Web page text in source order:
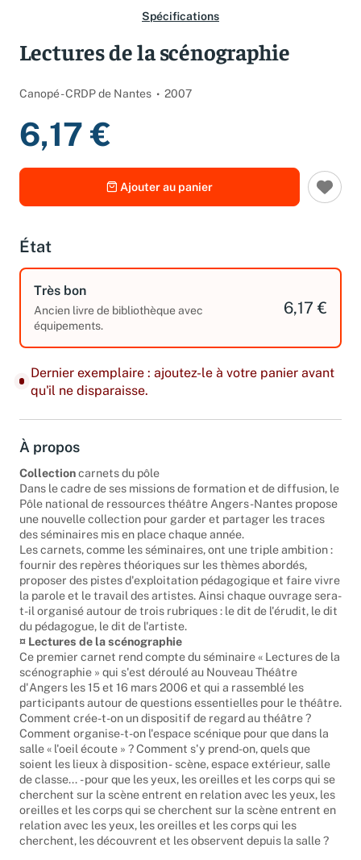
Lectures de la scénographie
6,17 €
Ajouter au panier
État
Très bon
Ancien livre de bibliothèque avec
6,17 €
Dernier exemplaire : ajoutez-le à votre panier avant
qu'il ne disparaisse.
À propos
Collectioncarnets du pôle
Dans le cadre de ses missions de formation et de diffusion, le
Pôle national de ressources théâtre Angers-Nantes propose
une nouvelle collection pour garder et partager les traces
des séminaires mis en place chaque année.
Les carnets, comme les séminaires, ont une triple ambition :
fournir des repères théoriques sur les thèmes abordés,
proposer des pistes d'exploitation pédagogique et faire vivre
la parole et le travail des artistes. Ainsi chaque ouvrage sera-
t-il organisé autour de trois rubriques : le dit de l'érudit, le dit
du pédagogue, le dit de l'artiste.
¤ Lectures de la scénographie
Ce premier carnet rend compte du séminaire « Lectures de la
scénographie » qui s'est déroulé au Nouveau Théâtre
d'Angers les 15 et 16 mars 2006 et qui a rassemblé les
participants autour de questions essentielles pour le théâtre.
Comment crée-t-on un dispositif de regard au théâtre ?
Comment organise-t-on l'espace scénique pour que dans la
salle « l'oeil écoute » ? Comment s'y prend-on, quels que
soient les lieux à disposition - scène, espace extérieur, salle
de classe... - pour que les yeux, les oreilles et les corps qui se
cherchent sur la scène entrent en relation avec les yeux, les
oreilles et les corps qui se cherchent sur la scène entrent en
relation avec les yeux, les oreilles et les corps qui les
cherchent, les découvrent et les observent depuis la salle ?